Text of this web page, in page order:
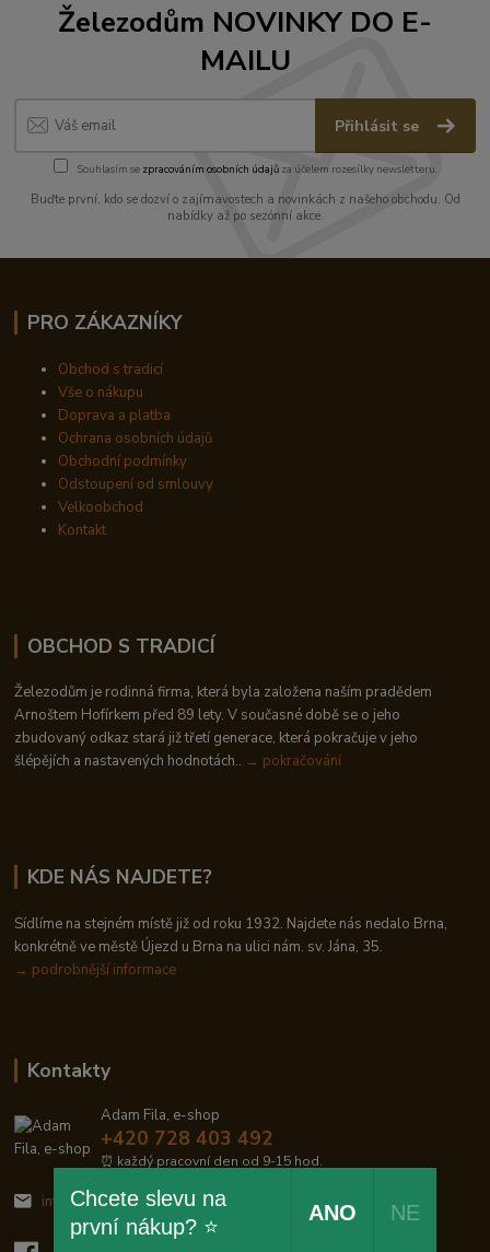
Železodům NOVINKY DO E-
MAILU
Přihlásit se
Souhlasím se zpracováním osobních údajůza účelem rozesílky newsletteru.
Buďte první, kdo se dozví o zajímavostech a novinkách z našeho obchodu. Od
nabídky až po sezónní akce.
PRO ZÁKAZNÍKY
Obchod s tradicí
Vše o nákupu
Doprava a platba
Ochrana osobních údajů
Obchodní podmínky
Odstoupení od smlouvy
Velkoobchod
Kontakt
OBCHOD S TRADICÍ
Železodům je rodinná firma, která byla založena naším pradědem
Arnoštem Hofírkem před 89 lety. V současné době se o jeho
zbudovaný odkaz stará již třetí generace, která pokračuje v jeho
šlépějích a nastavených hodnotách.. → pokračování
KDE NÁS NAJDETE?
Sídlíme na stejném místě již od roku 1932. Najdete nás nedalo Brna,
konkrétně ve městě Újezd u Brna na ulici nám. sv. Jána, 35.
→ podrobnější informace
Kontakty
Adam Fila, e-shop
+420 728 403 492
⏰ každý pracovní den od 9-15 hod.
info@zelezodum.cz
Chcete slevu na
první nákup? ⭐
ANO NE